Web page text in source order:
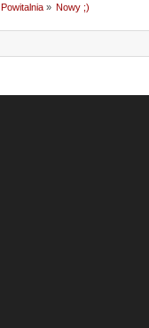
Powitalnia» Nowy ;)